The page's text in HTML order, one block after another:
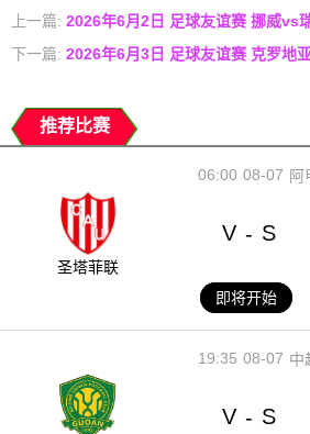
上一篇: 2026年6月2日 足球友谊赛 挪威vs
下一篇: 2026年6月3日 足球友谊赛 克罗地
推荐比赛
08-07
06:00 阿
圣塔菲联
V - S
即将开始
08-07
19:35 中
V - S